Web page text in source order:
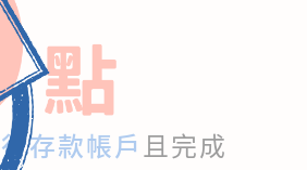
存款帳戶 且完成